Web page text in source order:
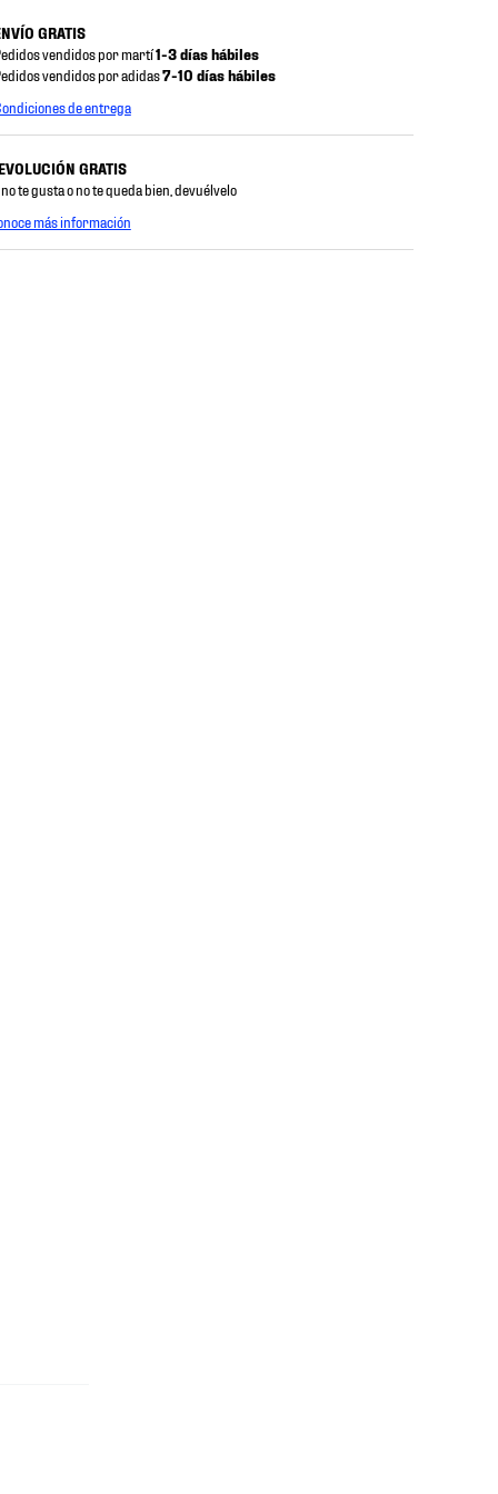
GRATIS
vendidos por martí1-3 días hábiles
vendidos por adidas7-10 días hábiles
de entrega
GRATIS
te gusta o no te queda bien, devuélvelo
más información